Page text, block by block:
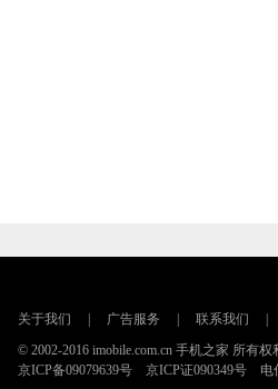
关于我们 广告服务 联系我们
© 2002-2016 imobile.com.cn 手机之家 所有权
京ICP备09079639号 京ICP证090349号 电